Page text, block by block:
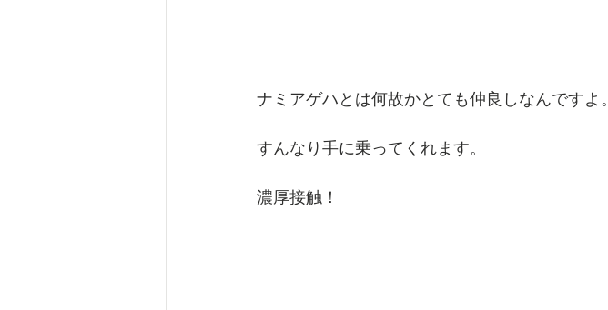
ナミアゲハとは何故かとても仲良しなんですよ。
すんなり手に乗ってくれます。
濃厚接触！